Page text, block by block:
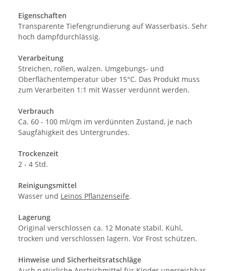
Eigenschaften
Transparente Tiefengrundierung auf Wasserbasis. Sehr
hoch dampfdurchlässig.
Verarbeitung
Streichen, rollen, walzen. Umgebungs- und
Oberflächentemperatur über 15°C. Das Produkt muss
zum Verarbeiten 1:1 mit Wasser verdünnt werden.
Verbrauch
Ca. 60 - 100 ml/qm im verdünnten Zustand, je nach
Saugfähigkeit des Untergrundes.
Trockenzeit
2 - 4 Std.
Reinigungsmittel
Wasser und Leinos Pflanzenseife.
Lagerung
Original verschlossen ca. 12 Monate stabil. Kühl,
trocken und verschlossen lagern. Vor Frost schützen.
Hinweise und Sicherheitsratschläge